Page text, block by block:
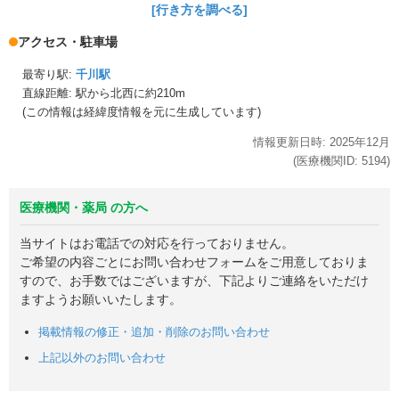
[行き方を調べる]
アクセス・駐車場
最寄り駅: 千川駅
直線距離: 駅から北西に約210m
(この情報は経緯度情報を元に生成しています)
情報更新日時: 2025年12月
(医療機関ID: 5194)
医療機関・薬局 の方へ
当サイトはお電話での対応を行っておりません。
ご希望の内容ごとにお問い合わせフォームをご用意しておりま
すので、お手数ではございますが、下記よりご連絡をいただけ
ますようお願いいたします。
掲載情報の修正・追加・削除のお問い合わせ
上記以外のお問い合わせ